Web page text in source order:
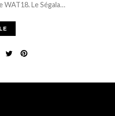
WAT18. Le Ségala…